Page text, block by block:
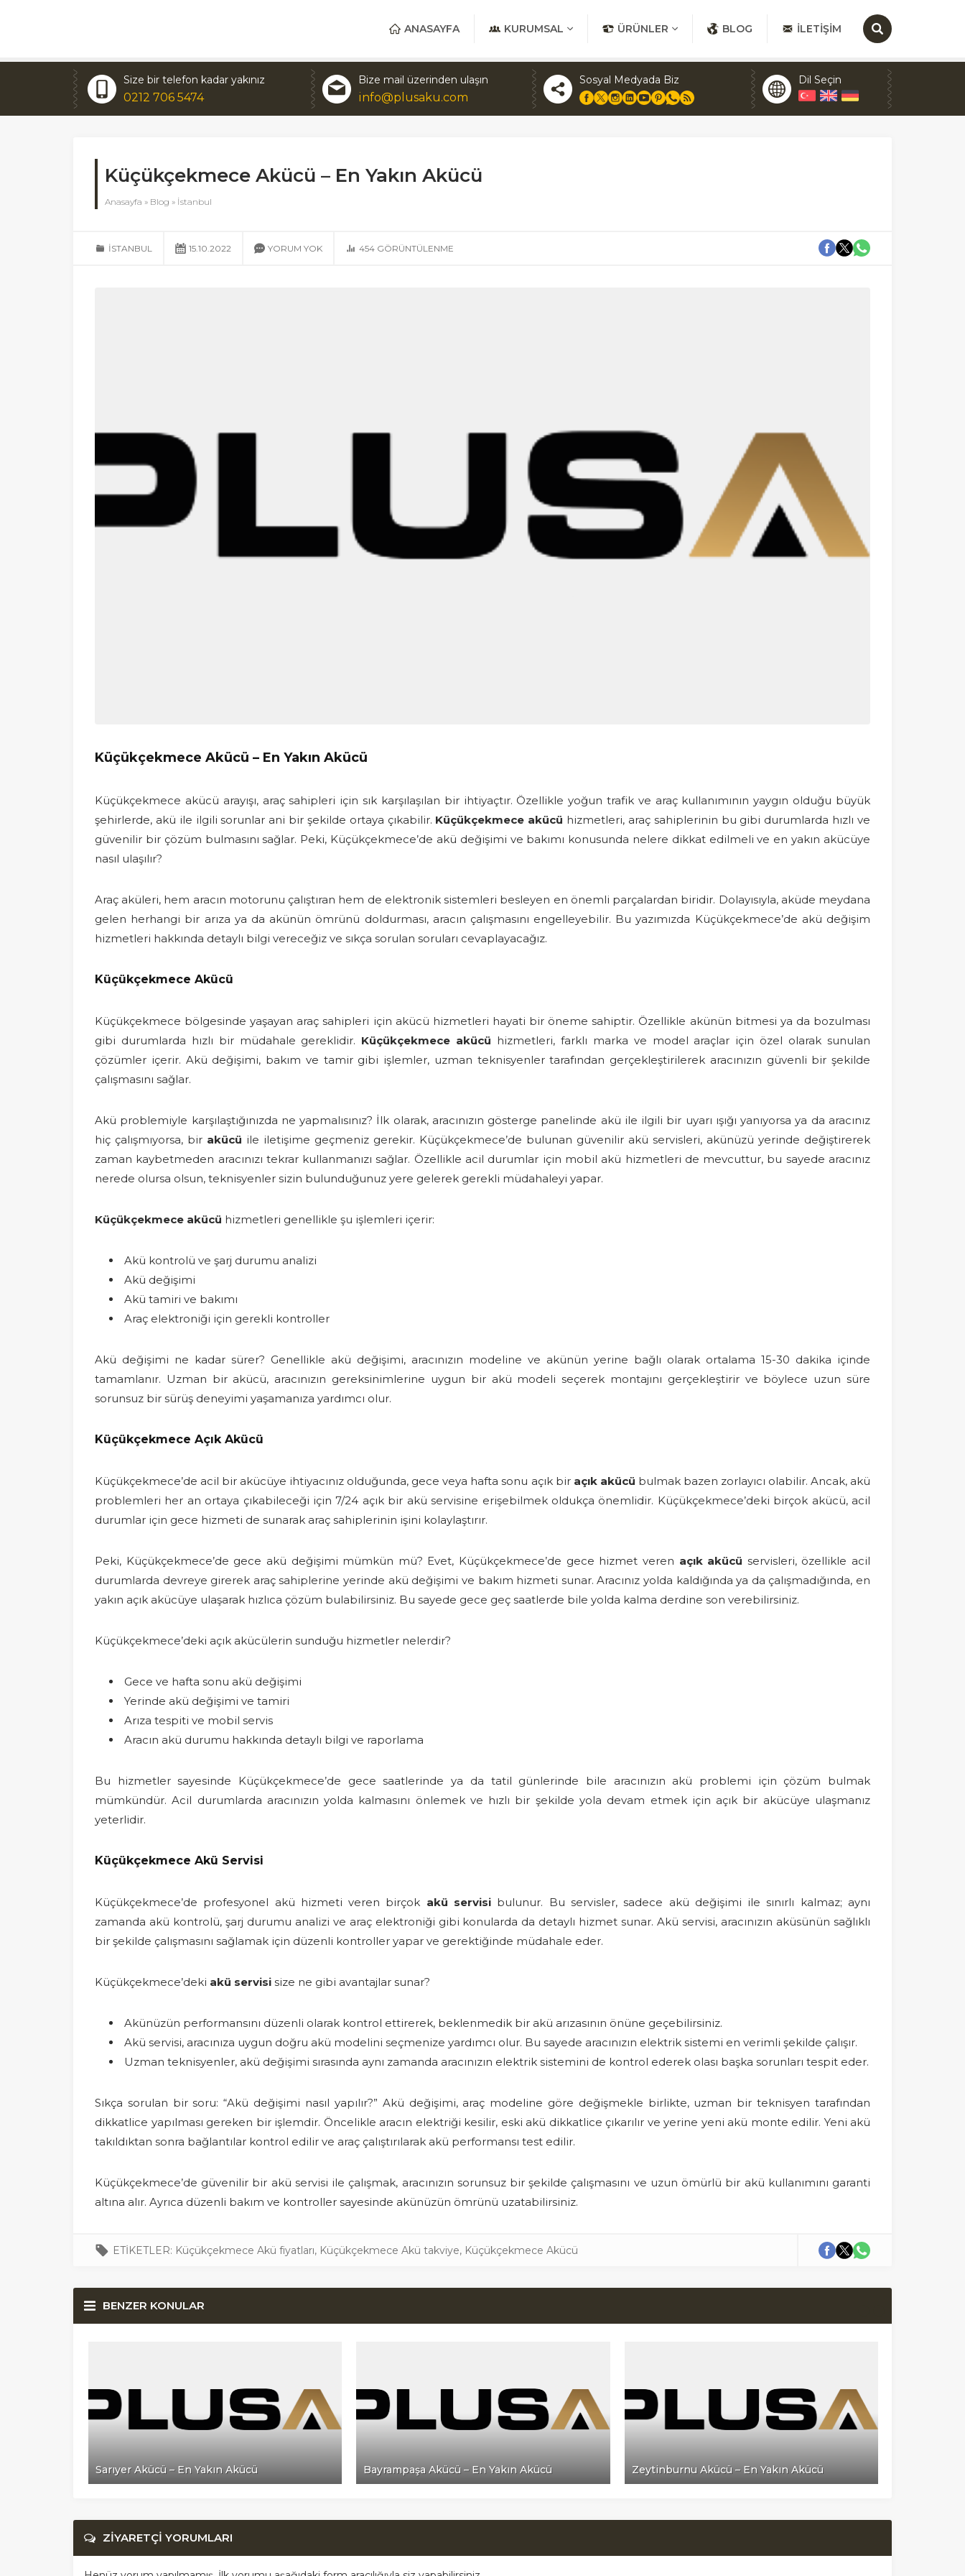
ANASAYFA KURUMSAL ÜRÜNLER BLOG İLETIŞIM
Size bir telefon kadar yakınız
0212 706 5474
Bize mail üzerinden ulaşın
info@plusaku.com
Sosyal Medyada Biz Dil Seçin
Küçükçekmece Akücü – En Yakın Akücü
Anasayfa » Blog » İstanbul
İSTANBUL 15.10.2022 YORUM YOK 454 GÖRÜNTÜLENME
Küçükçekmece Akücü – En Yakın Akücü
Küçükçekmece akücü arayışı, araç sahipleri için sık karşılaşılan bir ihtiyaçtır. Özellikle yoğun trafik ve araç kullanımının yaygın olduğu büyük
şehirlerde, akü ile ilgili sorunlar ani bir şekilde ortaya çıkabilir. Küçükçekmece akücü hizmetleri, araç sahiplerinin bu gibi durumlarda hızlı ve
güvenilir bir çözüm bulmasını sağlar. Peki, Küçükçekmece’de akü değişimi ve bakımı konusunda nelere dikkat edilmeli ve en yakın akücüye
nasıl ulaşılır?
Araç aküleri, hem aracın motorunu çalıştıran hem de elektronik sistemleri besleyen en önemli parçalardan biridir. Dolayısıyla, aküde meydana
gelen herhangi bir arıza ya da akünün ömrünü doldurması, aracın çalışmasını engelleyebilir. Bu yazımızda Küçükçekmece’de akü değişim
hizmetleri hakkında detaylı bilgi vereceğiz ve sıkça sorulan soruları cevaplayacağız.
Küçükçekmece Akücü
Küçükçekmece bölgesinde yaşayan araç sahipleri için akücü hizmetleri hayati bir öneme sahiptir. Özellikle akünün bitmesi ya da bozulması
gibi durumlarda hızlı bir müdahale gereklidir. Küçükçekmece akücü hizmetleri, farklı marka ve model araçlar için özel olarak sunulan
çözümler içerir. Akü değişimi, bakım ve tamir gibi işlemler, uzman teknisyenler tarafından gerçekleştirilerek aracınızın güvenli bir şekilde
çalışmasını sağlar.
Akü problemiyle karşılaştığınızda ne yapmalısınız? İlk olarak, aracınızın gösterge panelinde akü ile ilgili bir uyarı ışığı yanıyorsa ya da aracınız
hiç çalışmıyorsa, bir akücü ile iletişime geçmeniz gerekir. Küçükçekmece’de bulunan güvenilir akü servisleri, akünüzü yerinde değiştirerek
zaman kaybetmeden aracınızı tekrar kullanmanızı sağlar. Özellikle acil durumlar için mobil akü hizmetleri de mevcuttur, bu sayede aracınız
nerede olursa olsun, teknisyenler sizin bulunduğunuz yere gelerek gerekli müdahaleyi yapar.
Küçükçekmece akücü hizmetleri genellikle şu işlemleri içerir:
Akü kontrolü ve şarj durumu analizi
Akü değişimi
Akü tamiri ve bakımı
Araç elektroniği için gerekli kontroller
Akü değişimi ne kadar sürer? Genellikle akü değişimi, aracınızın modeline ve akünün yerine bağlı olarak ortalama 15-30 dakika içinde
tamamlanır. Uzman bir akücü, aracınızın gereksinimlerine uygun bir akü modeli seçerek montajını gerçekleştirir ve böylece uzun süre
sorunsuz bir sürüş deneyimi yaşamanıza yardımcı olur.
Küçükçekmece Açık Akücü
Küçükçekmece’de acil bir akücüye ihtiyacınız olduğunda, gece veya hafta sonu açık bir açık akücü bulmak bazen zorlayıcı olabilir. Ancak, akü
problemleri her an ortaya çıkabileceği için 7/24 açık bir akü servisine erişebilmek oldukça önemlidir. Küçükçekmece’deki birçok akücü, acil
durumlar için gece hizmeti de sunarak araç sahiplerinin işini kolaylaştırır.
Peki, Küçükçekmece’de gece akü değişimi mümkün mü? Evet, Küçükçekmece’de gece hizmet veren açık akücü servisleri, özellikle acil
durumlarda devreye girerek araç sahiplerine yerinde akü değişimi ve bakım hizmeti sunar. Aracınız yolda kaldığında ya da çalışmadığında, en
yakın açık akücüye ulaşarak hızlıca çözüm bulabilirsiniz. Bu sayede gece geç saatlerde bile yolda kalma derdine son verebilirsiniz.
Küçükçekmece’deki açık akücülerin sunduğu hizmetler nelerdir?
Gece ve hafta sonu akü değişimi
Yerinde akü değişimi ve tamiri
Arıza tespiti ve mobil servis
Aracın akü durumu hakkında detaylı bilgi ve raporlama
Bu hizmetler sayesinde Küçükçekmece’de gece saatlerinde ya da tatil günlerinde bile aracınızın akü problemi için çözüm bulmak
mümkündür. Acil durumlarda aracınızın yolda kalmasını önlemek ve hızlı bir şekilde yola devam etmek için açık bir akücüye ulaşmanız
yeterlidir.
Küçükçekmece Akü Servisi
Küçükçekmece’de profesyonel akü hizmeti veren birçok akü servisi bulunur. Bu servisler, sadece akü değişimi ile sınırlı kalmaz; aynı
zamanda akü kontrolü, şarj durumu analizi ve araç elektroniği gibi konularda da detaylı hizmet sunar. Akü servisi, aracınızın aküsünün sağlıklı
bir şekilde çalışmasını sağlamak için düzenli kontroller yapar ve gerektiğinde müdahale eder.
Küçükçekmece’deki akü servisi size ne gibi avantajlar sunar?
Akünüzün performansını düzenli olarak kontrol ettirerek, beklenmedik bir akü arızasının önüne geçebilirsiniz.
Akü servisi, aracınıza uygun doğru akü modelini seçmenize yardımcı olur. Bu sayede aracınızın elektrik sistemi en verimli şekilde çalışır.
Uzman teknisyenler, akü değişimi sırasında aynı zamanda aracınızın elektrik sistemini de kontrol ederek olası başka sorunları tespit eder.
Sıkça sorulan bir soru: “Akü değişimi nasıl yapılır?” Akü değişimi, araç modeline göre değişmekle birlikte, uzman bir teknisyen tarafından
dikkatlice yapılması gereken bir işlemdir. Öncelikle aracın elektriği kesilir, eski akü dikkatlice çıkarılır ve yerine yeni akü monte edilir. Yeni akü
takıldıktan sonra bağlantılar kontrol edilir ve araç çalıştırılarak akü performansı test edilir.
Küçükçekmece’de güvenilir bir akü servisi ile çalışmak, aracınızın sorunsuz bir şekilde çalışmasını ve uzun ömürlü bir akü kullanımını garanti
altına alır. Ayrıca düzenli bakım ve kontroller sayesinde akünüzün ömrünü uzatabilirsiniz.
ETİKETLER: Küçükçekmece Akü fiyatları, Küçükçekmece Akü takviye, Küçükçekmece Akücü
BENZER KONULAR
Sarıyer Akücü – En Yakın Akücü Bayrampaşa Akücü – En Yakın Akücü Zeytinburnu Akücü – En Yakın Akücü
ZİYARETÇİ YORUMLARI